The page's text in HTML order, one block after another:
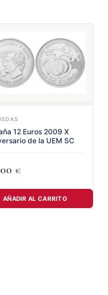
12 Euros 2009 X
de la UEM SC
€
AÑADIR AL CARRITO